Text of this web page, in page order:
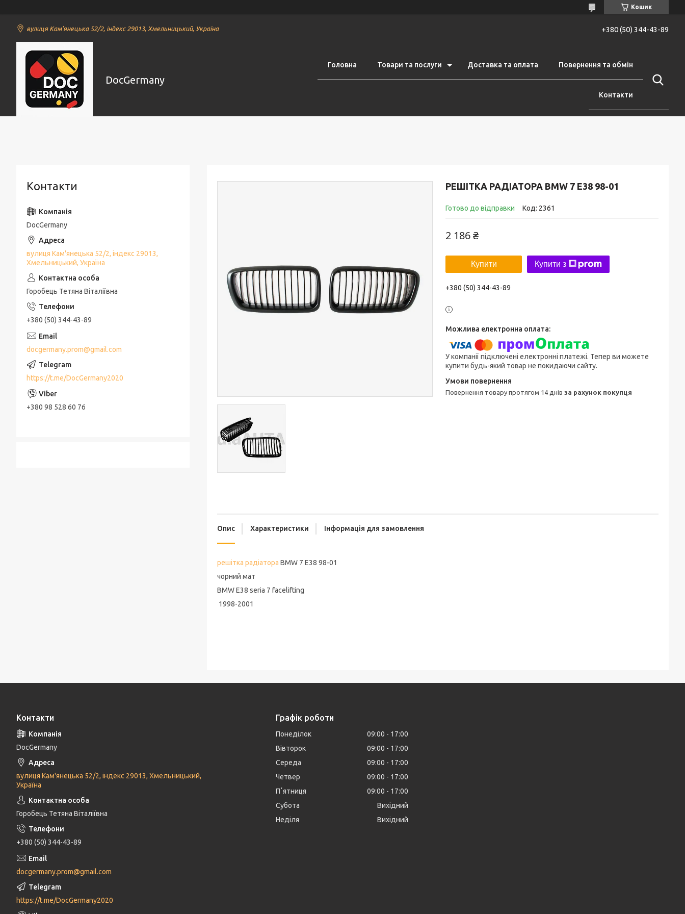
Кошик
вулиця Кам'янецька 52/2, індекс 29013, Хмельницький, Україна +380 (50) 344-43-89
DocGermany
Головна Товари та послуги Доставка та оплата Повернення та обмін
Контакти
РЕШІТКА РАДІАТОРА BMW 7 E38 98-01
Готово до відправки Код: 2361
2 186 ₴
Купити Купити з
+380 (50) 344-43-89
У компанії підключені електронні платежі. Тепер ви можете
купити будь-який товар не покидаючи сайту.
повернення товару протягом 14 днів за рахунок покупця
Опис Характеристики Інформація для замовлення
решітка радіатора BMW 7 E38 98-01
чорний мат
BMW E38 seria 7 facelifting
1998-2001
Контакти
DocGermany
вулиця Кам'янецька 52/2, індекс 29013,
Хмельницький, Україна
Горобець Тетяна Віталіївна
+380 (50) 344-43-89
docgermany.prom@gmail.com
https://t.me/DocGermany2020
+380 98 528 60 76
Контакти
DocGermany
вулиця Кам'янецька 52/2, індекс 29013, Хмельницький,
Україна
Горобець Тетяна Віталіївна
+380 (50) 344-43-89
docgermany.prom@gmail.com
https://t.me/DocGermany2020
Графік роботи
Понеділок 09:00
17:00
Вівторок
09:00
17:00
Середа
09:00
17:00
Четвер
09:00
17:00
Пʼятниця
09:00
17:00
Субота
Вихідний
Неділя
Вихідний